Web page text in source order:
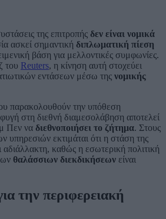
της επιτροπής δεν είναι νομικά
ασκεί σημαντική διπλωματική πίεση
βάση για μελλοντικές συμφωνίες.
του Reuters, η κίνηση αυτή στοχεύει
εντάσεων μέσω της νομικής
παρακολουθούν την υπόθεση
στη διεθνή διαμεσολάβηση αποτελεί
Πεν να διεθνοποιήσει το ζήτημα. Στους
υπηρεσιών εκτιμάται ότι η στάση της
αδιάλλακτη, καθώς η εσωτερική πολιτική
θαλάσσιων διεκδικήσεων είναι
την περιφερειακή